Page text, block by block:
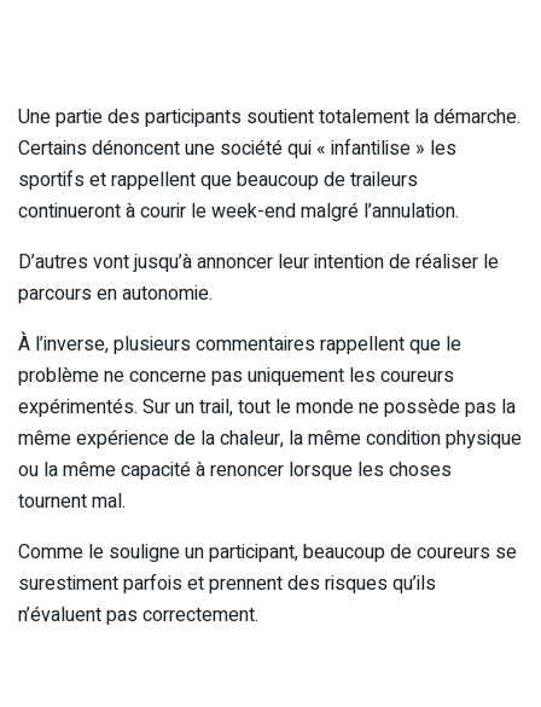
Une partie des participants soutient totalement la démarche.
Certains dénoncent une société qui « infantilise » les
sportifs et rappellent que beaucoup de traileurs
continueront à courir le week-end malgré l’annulation.
D’autres vont jusqu’à annoncer leur intention de réaliser le
parcours en autonomie.
À l’inverse, plusieurs commentaires rappellent que le
problème ne concerne pas uniquement les coureurs
expérimentés. Sur un trail, tout le monde ne possède pas la
même expérience de la chaleur, la même condition physique
ou la même capacité à renoncer lorsque les choses
tournent mal.
Comme le souligne un participant, beaucoup de coureurs se
surestiment parfois et prennent des risques qu’ils
n’évaluent pas correctement.